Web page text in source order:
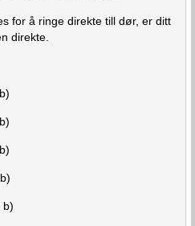
for å ringe direkte till dør, er ditt
direkte.
b)